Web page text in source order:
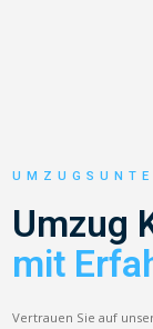
Umzug
mit
Vertrauen Sie auf